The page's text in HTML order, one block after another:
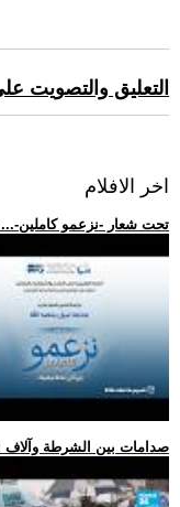
التعليق والتصويت
اخر الافلام
.. تحت شعار -نزعمو كاملين-
.. صدامات بين الشرطة